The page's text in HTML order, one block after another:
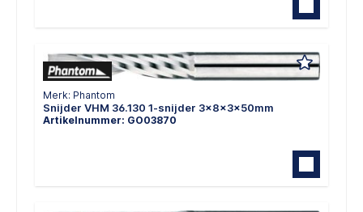
Merk: Phantom
Snijder VHM 36.130 1-snijder 3x8x3x50mm
Artikelnummer: GO03870